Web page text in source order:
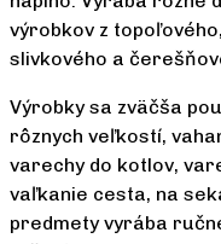
výrobkov z
slivkového a
Výrobky sa zväčša
rôznych veľkostí,
varechy do kotlov,
vaľkanie cesta, na
predmety vyrába